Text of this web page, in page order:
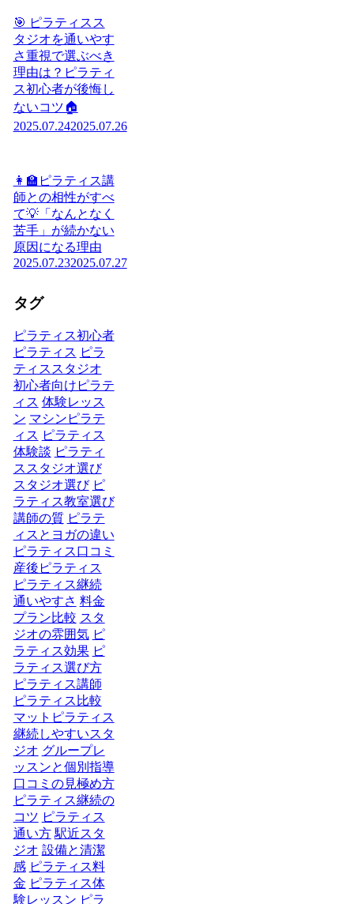
🎯 ピラティスス
タジオを通いやす
さ重視で選ぶべき
理由は？ピラティ
ス初心者が後悔し
ないコツ🏠
2025.07.242025.07.26
👩‍🏫ピラティス講
師との相性がすべ
て💡「なんとなく
苦手」が続かない
原因になる理由
2025.07.232025.07.27
タグ
ピラティス初心者
ピラティス ピラ
ティススタジオ
初心者向けピラテ
ィス 体験レッス
ン マシンピラテ
ィス ピラティス
体験談 ピラティ
ススタジオ選び
スタジオ選び ピ
ラティス教室選び
講師の質 ピラテ
ィスとヨガの違い
ピラティス口コミ
産後ピラティス
ピラティス継続
通いやすさ 料金
プラン比較 スタ
ジオの雰囲気 ピ
ラティス効果 ピ
ラティス選び方
ピラティス講師
ピラティス比較
マットピラティス
継続しやすいスタ
ジオ グループレ
ッスンと個別指導
口コミの見極め方
ピラティス継続の
コツ ピラティス
通い方 駅近スタ
ジオ 設備と清潔
感 ピラティス料
金 ピラティス体
験レッスン ピラ